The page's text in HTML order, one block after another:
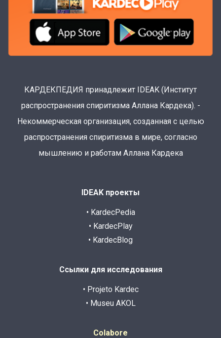
КАРДЕКПЕДИЯ принадлежит IDEAK (Институт
распространения спиритизма Аллана Кардека). -
Некоммерческая организация, созданная с целью
распространения спиритизма в мире, согласно
мышлению и работам Аллана Кардека
IDEAK проекты
• KardecPedia
• KardecPlay
• KardecBlog
Ссылки для исследования
• Projeto Kardec
• Museu AKOL
Colabore